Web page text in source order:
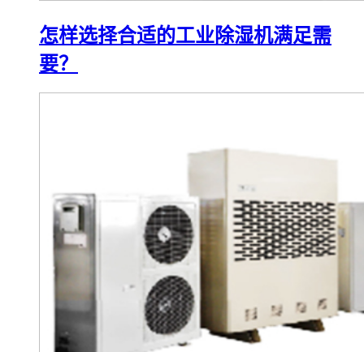
怎样选择合适的工业除湿机满足需
要？